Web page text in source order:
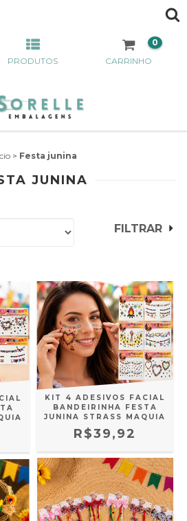
PRODUTOS CARRINHO
0
> Festa junina
JUNINA
FILTRAR
KIT 4 ADESIVOS FACIAL
BANDEIRINHA FESTA
JUNINA STRASS MAQUIA
R$39,92